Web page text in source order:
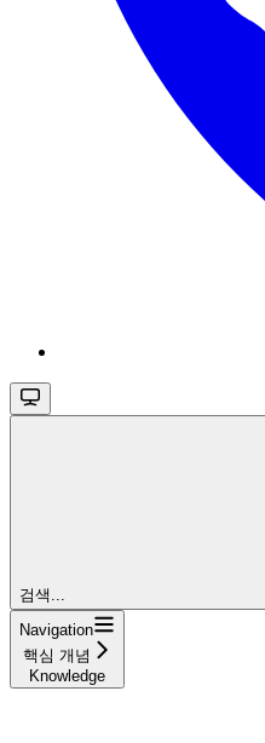
검색...
Navigation
핵심 개념
Knowledge